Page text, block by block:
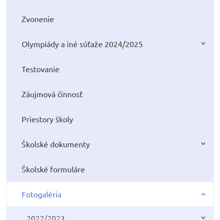
Zvonenie
Olympiády a iné súťaže 2024/2025
Testovanie
Záujmová činnosť
Priestory školy
Školské dokumenty
Školské formuláre
Fotogaléria